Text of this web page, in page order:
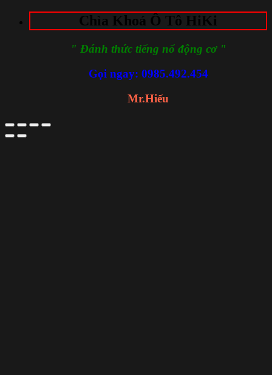
Chìa Khoá Ô Tô HiKi
" Đánh thức tiếng nổ động cơ "
Gọi ngay: 0985.492.454
Mr.Hiếu